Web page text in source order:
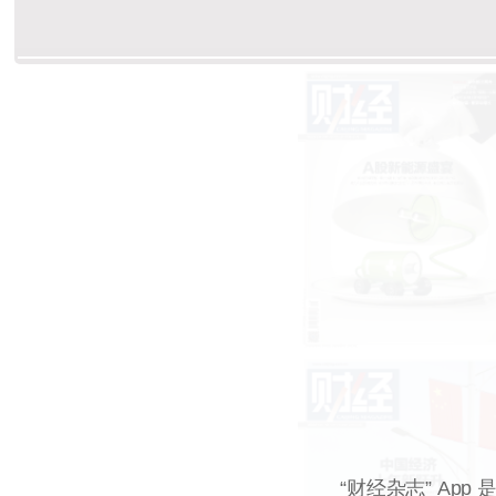
“财经杂志” App